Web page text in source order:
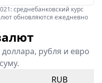
среднебанковский курс
обновляются ежедневно
рубля и евро
RUB